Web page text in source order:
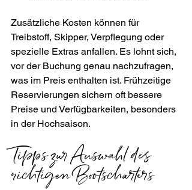
Zusätzliche Kosten können für
Treibstoff, Skipper, Verpflegung oder
spezielle Extras anfallen. Es lohnt sich,
vor der Buchung genau nachzufragen,
was im Preis enthalten ist. Frühzeitige
Reservierungen sichern oft bessere
Preise und Verfügbarkeiten, besonders
in der Hochsaison.
Tipps zur Auswahl des
richtigen Bootscharters